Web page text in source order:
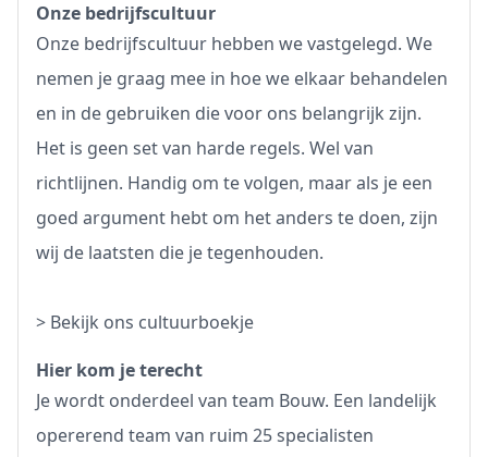
Onze bedrijfscultuur
Onze bedrijfscultuur hebben we vastgelegd. We
nemen je graag mee in hoe we elkaar behandelen
en in de gebruiken die voor ons belangrijk zijn.
Het is geen set van harde regels. Wel van
richtlijnen. Handig om te volgen, maar als je een
goed argument hebt om het anders te doen, zijn
wij de laatsten die je tegenhouden.
> Bekijk ons cultuurboekje
Hier kom je terecht
Je wordt onderdeel van team Bouw. Een landelijk
opererend team van ruim 25 specialisten